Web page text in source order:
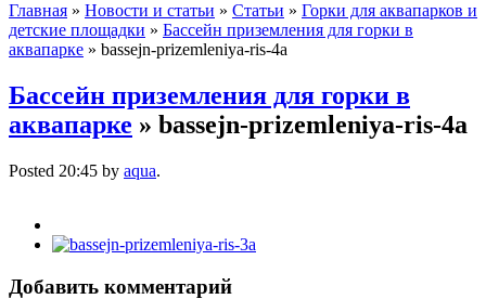
Главная » Новости и статьи » Статьи » Горки для аквапарков и
детские площадки » Бассейн приземления для горки в
аквапарке » bassejn-prizemleniya-ris-4a
Бассейн приземления для горки в
аквапарке » bassejn-prizemleniya-ris-4a
Posted 20:45 by aqua.
Добавить комментарий